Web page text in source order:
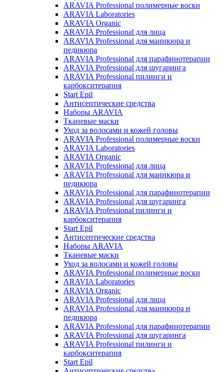
ARAVIA Professional полимерные воски
ARAVIA Laboratories
ARAVIA Organic
ARAVIA Professional для лица
ARAVIA Professional для маникюра и
педикюра
ARAVIA Professional для парафинотерапии
ARAVIA Professional для шугаринга
ARAVIA Professional пилинги и
карбокситерапия
Start Epil
Антисептические средства
Наборы ARAVIA
Тканевые маски
Уход за волосами и кожей головы
ARAVIA Professional полимерные воски
ARAVIA Laboratories
ARAVIA Organic
ARAVIA Professional для лица
ARAVIA Professional для маникюра и
педикюра
ARAVIA Professional для парафинотерапии
ARAVIA Professional для шугаринга
ARAVIA Professional пилинги и
карбокситерапия
Start Epil
Антисептические средства
Наборы ARAVIA
Тканевые маски
Уход за волосами и кожей головы
ARAVIA Professional полимерные воски
ARAVIA Laboratories
ARAVIA Organic
ARAVIA Professional для лица
ARAVIA Professional для маникюра и
педикюра
ARAVIA Professional для парафинотерапии
ARAVIA Professional для шугаринга
ARAVIA Professional пилинги и
карбокситерапия
Start Epil